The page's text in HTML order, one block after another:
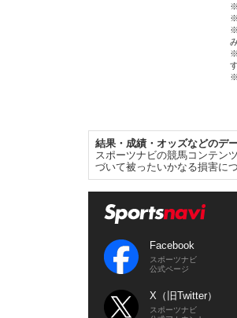
※
※
※
結果・成績・オッズなどのデ
スポーツナビの競馬コンテン
づいて被ったいかなる損害に
Facebook
スポーツナビ
公式ページ
X（旧Twitter）
スポーツナビ